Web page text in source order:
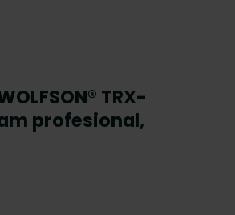
TRX-
profesional,